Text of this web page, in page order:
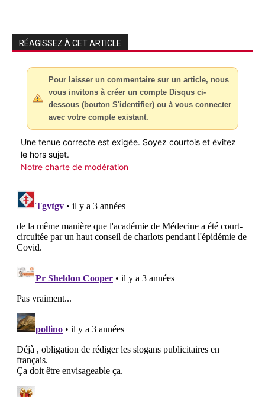
RÉAGISSEZ À CET ARTICLE
Pour laisser un commentaire sur un article, nous
vous invitons à créer un compte Disqus ci-
dessous (bouton S'identifier) ou à vous connecter
avec votre compte existant.
Une tenue correcte est exigée. Soyez courtois et évitez
le hors sujet.
Notre charte de modération